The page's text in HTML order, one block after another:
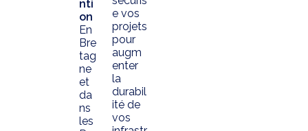
nti
on
En
Bre
tag
ne
et
da
ns
les
e vos
projets
pour
augm
enter
la
durabil
ité de
vos